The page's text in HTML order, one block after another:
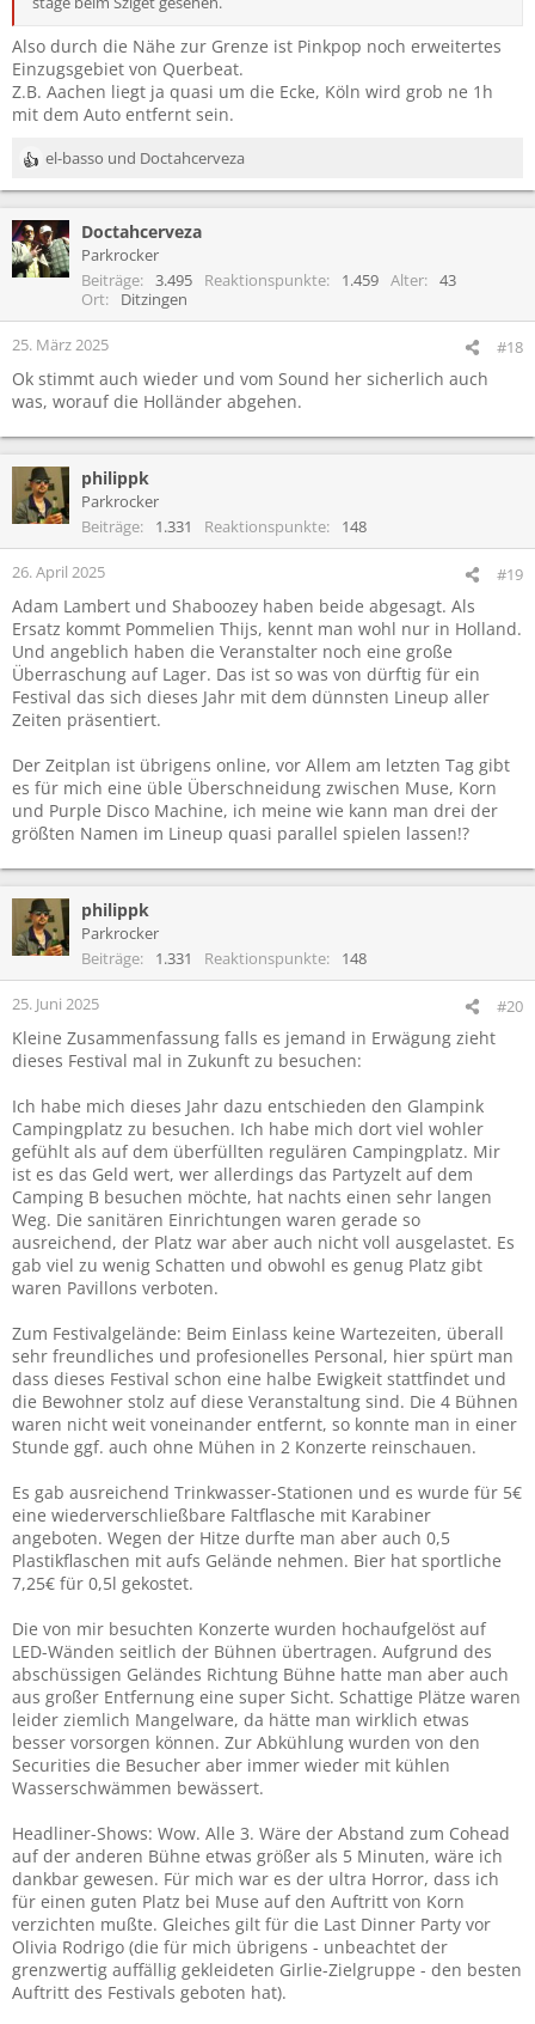
Also durch die Nähe zur Grenze ist Pinkpop noch erweitertes
Einzugsgebiet von Querbeat.
Z.B. Aachen liegt ja quasi um die Ecke, Köln wird grob ne 1h
mit dem Auto entfernt sein.
R
e
k
t
i
n
e
:
el-basso und Doctahcerveza
Doctahcerveza
Parkrocker
Beiträge
3.495 Reaktionspunkte 1.459 Alter
43
Ort
Ditzingen
25. März 2025 #18
Ok stimmt auch wieder und vom Sound her sicherlich auch
was, worauf die Holländer abgehen.
philippk
Parkrocker
Beiträge
1.331 Reaktionspunkte 148
26. April 2025 #19
Adam Lambert und Shaboozey haben beide abgesagt. Als
Ersatz kommt Pommelien Thijs, kennt man wohl nur in Holland.
Und angeblich haben die Veranstalter noch eine große
Überraschung auf Lager. Das ist so was von dürftig für ein
Festival das sich dieses Jahr mit dem dünnsten Lineup aller
Zeiten präsentiert.
Der Zeitplan ist übrigens online, vor Allem am letzten Tag gibt
es für mich eine üble Überschneidung zwischen Muse, Korn
und Purple Disco Machine, ich meine wie kann man drei der
größten Namen im Lineup quasi parallel spielen lassen!?
philippk
Parkrocker
Beiträge
1.331 Reaktionspunkte 148
25. Juni 2025 #20
Kleine Zusammenfassung falls es jemand in Erwägung zieht
dieses Festival mal in Zukunft zu besuchen:
Ich habe mich dieses Jahr dazu entschieden den Glampink
Campingplatz zu besuchen. Ich habe mich dort viel wohler
gefühlt als auf dem überfüllten regulären Campingplatz. Mir
ist es das Geld wert, wer allerdings das Partyzelt auf dem
Camping B besuchen möchte, hat nachts einen sehr langen
Weg. Die sanitären Einrichtungen waren gerade so
ausreichend, der Platz war aber auch nicht voll ausgelastet. Es
gab viel zu wenig Schatten und obwohl es genug Platz gibt
waren Pavillons verboten.
Zum Festivalgelände: Beim Einlass keine Wartezeiten, überall
sehr freundliches und profesionelles Personal, hier spürt man
dass dieses Festival schon eine halbe Ewigkeit stattfindet und
die Bewohner stolz auf diese Veranstaltung sind. Die 4 Bühnen
waren nicht weit voneinander entfernt, so konnte man in einer
Stunde ggf. auch ohne Mühen in 2 Konzerte reinschauen.
Es gab ausreichend Trinkwasser-Stationen und es wurde für 5€
eine wiederverschließbare Faltflasche mit Karabiner
angeboten. Wegen der Hitze durfte man aber auch 0,5
Plastikflaschen mit aufs Gelände nehmen. Bier hat sportliche
7,25€ für 0,5l gekostet.
Die von mir besuchten Konzerte wurden hochaufgelöst auf
LED-Wänden seitlich der Bühnen übertragen. Aufgrund des
abschüssigen Geländes Richtung Bühne hatte man aber auch
aus großer Entfernung eine super Sicht. Schattige Plätze waren
leider ziemlich Mangelware, da hätte man wirklich etwas
besser vorsorgen können. Zur Abkühlung wurden von den
Securities die Besucher aber immer wieder mit kühlen
Wasserschwämmen bewässert.
Headliner-Shows: Wow. Alle 3. Wäre der Abstand zum Cohead
auf der anderen Bühne etwas größer als 5 Minuten, wäre ich
dankbar gewesen. Für mich war es der ultra Horror, dass ich
für einen guten Platz bei Muse auf den Auftritt von Korn
verzichten mußte. Gleiches gilt für die Last Dinner Party vor
Olivia Rodrigo (die für mich übrigens - unbeachtet der
grenzwertig auffällig gekleideten Girlie-Zielgruppe - den besten
Auftritt des Festivals geboten hat).